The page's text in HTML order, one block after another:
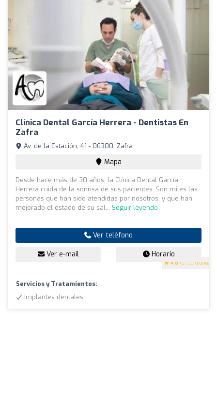
Clínica Dental García Herrera - Dentistas En
Zafra
4.6 (21 opiniones)
Av. de la Estación, 41 - 06300, Zafra
Mapa
Desde hace más de 30 años, la Clínica Dental García
Herrera cuida de la sonrisa de sus pacientes. Son miles las
personas que han sido atendidas por nosotros, y que han
mejorado el estado de su sal... Seguir leyendo
Ver teléfono
Ver e-mail Horario
Servicios y Tratamientos:
Implantes dentales